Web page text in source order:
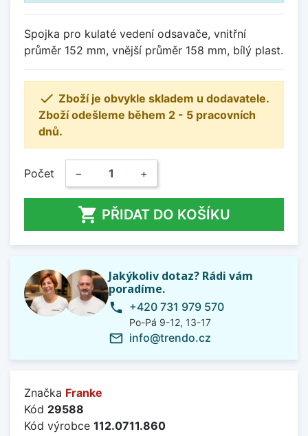
Spojka pro kulaté vedení odsavače, vnitřní
průměr 152 mm, vnější průměr 158 mm, bílý plast.
 Zboží je obvykle skladem u dodavatele.
Zboží odešleme během 2 - 5 pracovních
dnů.
Počet − +
 PŘIDAT DO KOŠÍKU
Jakýkoliv dotaz? Rádi vám
poradíme.
phone +420 731 979 570
Po-Pá 9-12, 13-17
mail_outline info@trendo.cz
Značka Franke
Kód 29588
Kód výrobce 112.0711.860